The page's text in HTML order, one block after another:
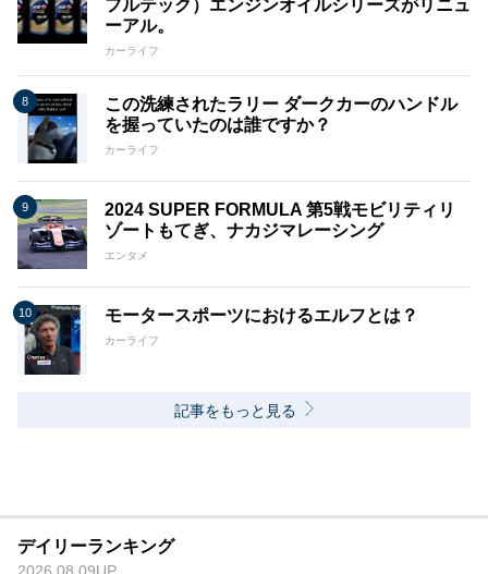
フルテック）エンジンオイルシリーズがリニュ
ーアル。
カーライフ
この洗練されたラリー ダークカーのハンドル
を握っていたのは誰ですか？
カーライフ
2024 SUPER FORMULA 第5戦モビリティリ
ゾートもてぎ、ナカジマレーシング
エンタメ
モータースポーツにおけるエルフとは？
カーライフ
記事をもっと見る
デイリーランキング